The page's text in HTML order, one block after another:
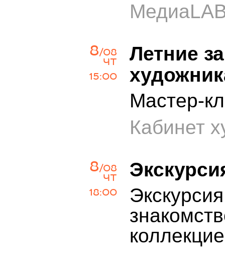
8/08
ЧТ
15:00
Летние
Мастер-
Кабинет
8/08
ЧТ
18:00